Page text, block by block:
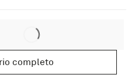
completo